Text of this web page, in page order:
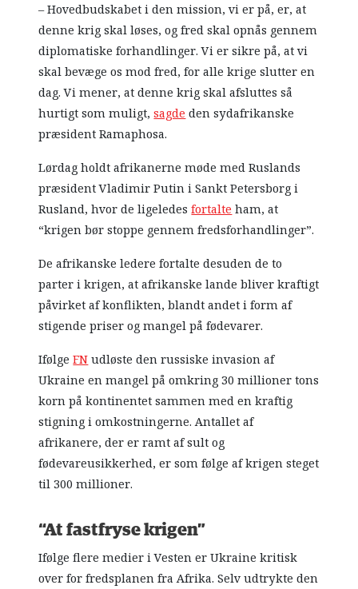
– Hovedbudskabet i den mission, vi er på, er, at
denne krig skal løses, og fred skal opnås gennem
diplomatiske forhandlinger. Vi er sikre på, at vi
skal bevæge os mod fred, for alle krige slutter en
dag. Vi mener, at denne krig skal afsluttes så
hurtigt som muligt,sagde den sydafrikanske
præsident Ramaphosa.
Lørdag holdt afrikanerne møde med Ruslands
præsident Vladimir Putin i Sankt Petersborg i
Rusland, hvor de ligeledesfortalte ham, at
“krigen bør stoppe gennem fredsforhandlinger”.
De afrikanske ledere fortalte desuden de to
parter i krigen, at afrikanske lande bliver kraftigt
påvirket af konflikten, blandt andet i form af
stigende priser og mangel på fødevarer.
IfølgeFNudløste den russiske invasion af
Ukraine en mangel på omkring 30 millioner tons
korn på kontinentet sammen med en kraftig
stigning i omkostningerne. Antallet af
afrikanere, der er ramt af sult og
fødevareusikkerhed, er som følge af krigen steget
til 300 millioner.
“At fastfryse krigen”
Ifølge flere medier i Vesten er Ukraine kritisk
over for fredsplanen fra Afrika. Selv udtrykte den